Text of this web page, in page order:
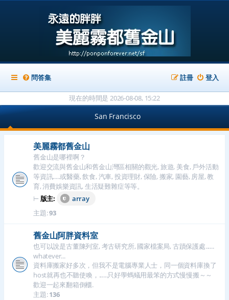
問答集 登入
註冊
現在的時間是 2026-08-08, 15:22
San Francisco
美麗霧都舊金山
舊金山是哪裡啊？
歡迎交流與舊金山和舊金山灣區相關的觀光, 旅遊, 美食, 戶外活動
等資訊.....或醫藥, 飲食, 汽車, 投資理財, 保險, 搬家, 園藝, 房屋, 教
育, 消費娛樂資訊, 生活疑難雜症等等。
⊢ 版主:
array
主題:93
舊金山阿胖資料室
也可以說是古董陳列室, 考古研究所, 國家檔案局, 古蹟保護處......
whatever...
資料庫搬家好多次，但我不是電腦專業人士，同一個資料庫換了
host就再也不聽使喚，......只好學螞蟻用最笨的方式慢慢搬～～
歡迎一起來翻箱倒櫃.
主題:136